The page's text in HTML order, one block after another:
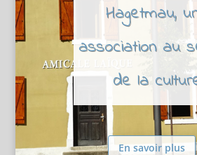
Hagetmau,
association au
de la
En savoir plus